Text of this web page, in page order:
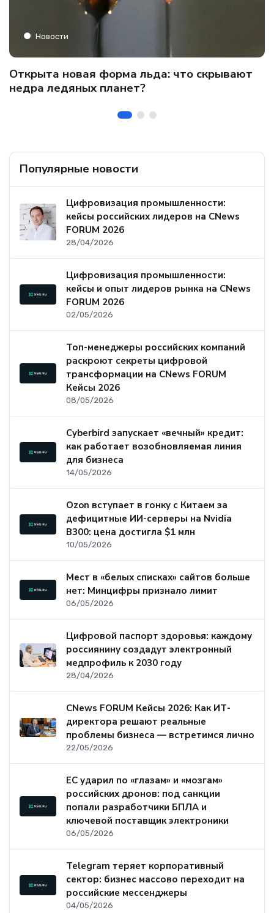
Новости
Открыта новая форма льда: что скрывают
недра ледяных планет?
Популярные новости
Цифровизация промышленности:
кейсы российских лидеров на CNews
FORUM 2026
28/04/2026
Цифровизация промышленности:
кейсы и опыт лидеров рынка на CNews
FORUM 2026
02/05/2026
Топ-менеджеры российских компаний
раскроют секреты цифровой
трансформации на CNews FORUM
Кейсы 2026
08/05/2026
Cyberbird запускает «вечный» кредит:
как работает возобновляемая линия
для бизнеса
14/05/2026
Ozon вступает в гонку с Китаем за
дефицитные ИИ-серверы на Nvidia
B300: цена достигла $1 млн
10/05/2026
Мест в «белых списках» сайтов больше
нет: Минцифры признало лимит
06/05/2026
Цифровой паспорт здоровья: каждому
россиянину создадут электронный
медпрофиль к 2030 году
28/04/2026
CNews FORUM Кейсы 2026: Как ИТ-
директора решают реальные
проблемы бизнеса — встретимся лично
22/05/2026
ЕС ударил по «глазам» и «мозгам»
российских дронов: под санкции
попали разработчики БПЛА и
ключевой поставщик электроники
06/05/2026
Telegram теряет корпоративный
сектор: бизнес массово переходит на
российские мессенджеры
04/05/2026